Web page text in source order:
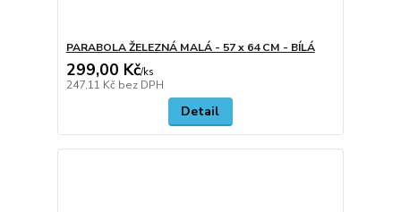
PARABOLA ŽELEZNÁ MALÁ - 57 x 64 CM - BÍLÁ
299,00 Kč/ks
247,11 Kč bez DPH
Detail